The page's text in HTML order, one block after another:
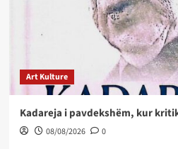
Art Kulture
Kadareja i pavdekshëm, kur
08/08/2026 0